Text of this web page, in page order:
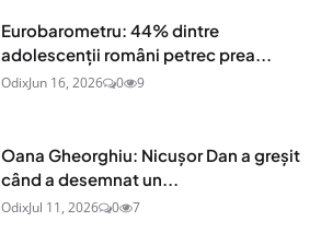
Eurobarometru: 44% dintre
adolescenţii români petrec prea...
OdixJun 16, 2026 0 9
Oana Gheorghiu: Nicușor Dan a greșit
când a desemnat un...
OdixJul 11, 2026 0 7